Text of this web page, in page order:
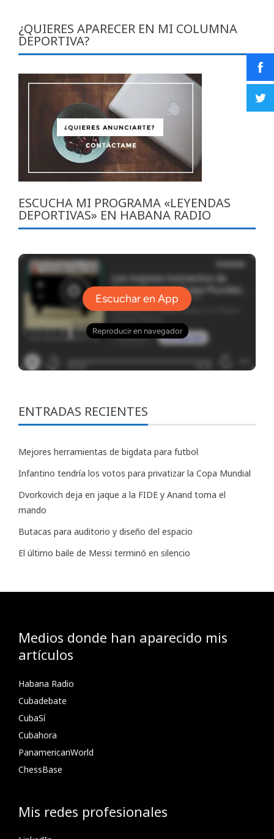
¿QUIERES APARECER EN MI COLUMNA
DEPORTIVA?
ESCUCHA MI PROGRAMA «LEYENDAS
DEPORTIVAS» EN HABANA RADIO
ENTRADAS RECIENTES
Mejores herramientas de bigdata para futbol
Infantino tendría los votos para privatizar la Copa Mundial
Dvorkovich deja en jaque a la FIDE y Anand toma el
mando
Butacas para auditorio y diseño del espacio
El último baile de Messi terminó en silencio
Medios donde han aparecido mis
artículos
Habana Radio
Cubadebate
CubaSí
Cubahora
PanamericanWorld
ChessBase
Mis redes profesionales